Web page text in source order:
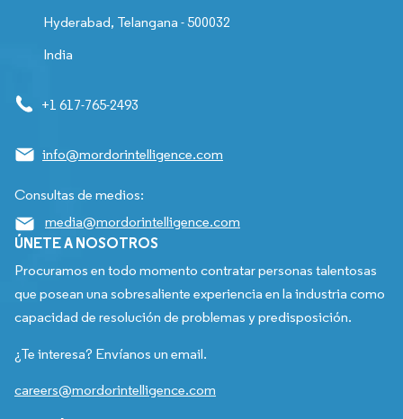
Hyderabad, Telangana - 500032
India
+1 617-765-2493
info@mordorintelligence.com
Consultas de medios:
media@mordorintelligence.com
ÚNETE A NOSOTROS
Procuramos en todo momento contratar personas talentosas
que posean una sobresaliente experiencia en la industria como
capacidad de resolución de problemas y predisposición.
¿Te interesa? Envíanos un email.
careers@mordorintelligence.com